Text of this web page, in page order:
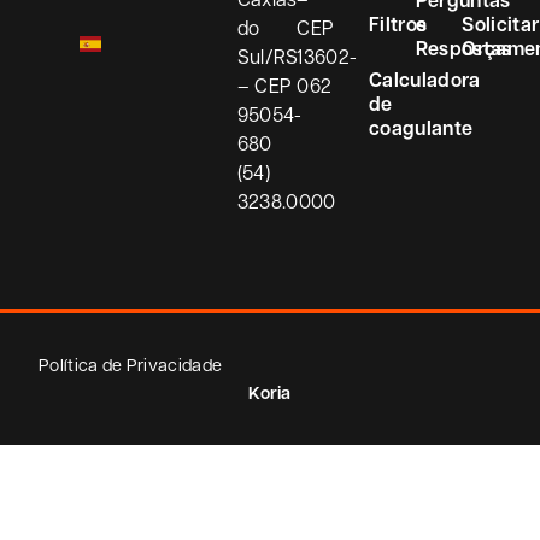
do
Sul/RS
– CEP
95054-
680
(54)
3238.0000
CEP
13602-
062
Filtros
Calculadora
de
coagulante
e
Respostas
Solicitar
Política de Privacidade
Koria